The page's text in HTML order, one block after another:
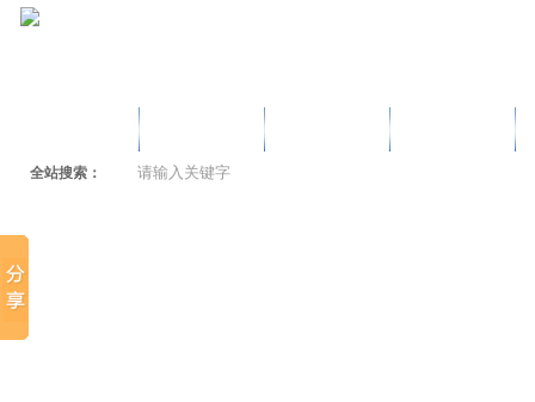
全站搜索：